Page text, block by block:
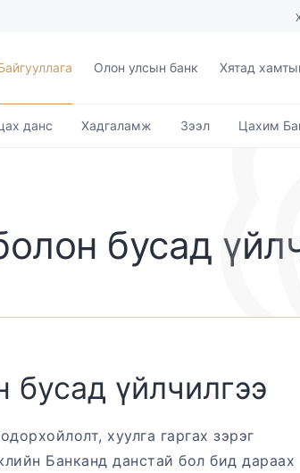
Олон улсын банк Хятад
данс Хадгаламж Зээл Цахим
бусад
бусад үйлчилгээ
хуулга гаргах зэрэг
Банканд данстай бол бид дараах